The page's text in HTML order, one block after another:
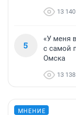
13 140
5
«У меня
с самой
Омска
13 138
МНЕНИЕ